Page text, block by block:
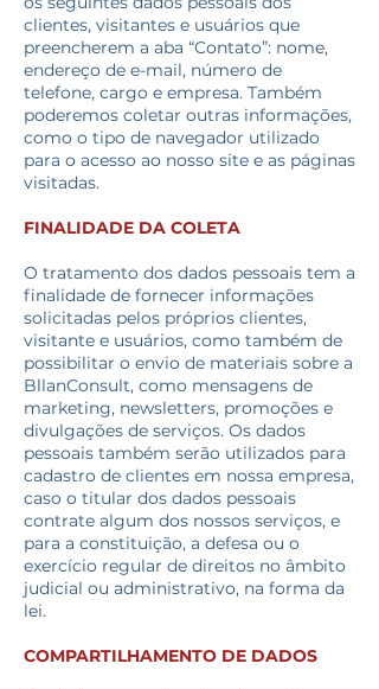
clientes, visitantes e usuários que
preencherem a aba “Contato”: nome,
endereço de e-mail, número de
telefone, cargo e empresa. Também
poderemos coletar outras informações,
como o tipo de navegador utilizado
para o acesso ao nosso site e as páginas
visitadas.
FINALIDADE DA COLETA
O tratamento dos dados pessoais tem a
finalidade de fornecer informações
solicitadas pelos próprios clientes,
visitante e usuários, como também de
possibilitar o envio de materiais sobre a
BllanConsult, como mensagens de
marketing, newsletters, promoções e
divulgações de serviços. Os dados
pessoais também serão utilizados para
cadastro de clientes em nossa empresa,
caso o titular dos dados pessoais
contrate algum dos nossos serviços, e
para a constituição, a defesa ou o
exercício regular de direitos no âmbito
judicial ou administrativo, na forma da
lei.
COMPARTILHAMENTO DE DADOS